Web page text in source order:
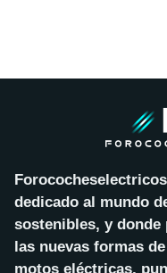
dedicado al mundo
sostenibles, y donde
las nuevas formas
motos eléctricas,